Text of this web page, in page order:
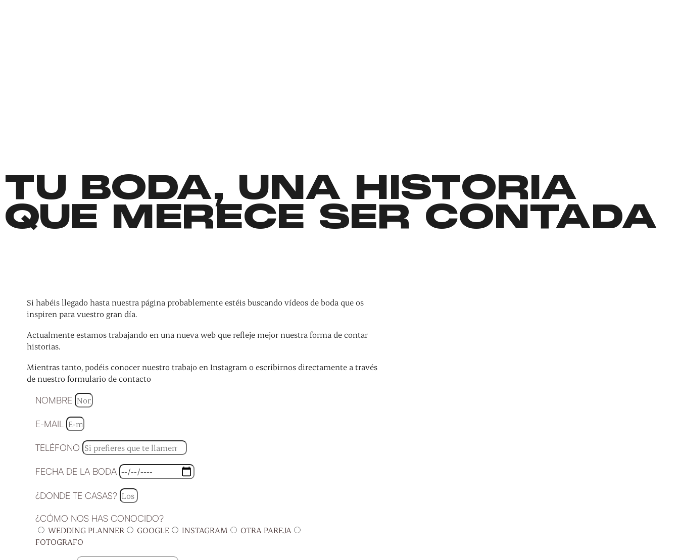
TU BODA, UNA HISTORIA
QUE MERECE SER CONTADA
Si habéis llegado hasta nuestra página probablemente estéis buscando vídeos de boda que os
inspiren para vuestro gran día.
Actualmente estamos trabajando en una nueva web que refleje mejor nuestra forma de contar
historias.
Mientras tanto, podéis conocer nuestro trabajo en Instagram o escribirnos directamente a través
de nuestro formulario de contacto
NOMBRE
E-MAIL
TELÉFONO
FECHA DE LA BODA
¿DONDE TE CASAS?
¿CÓMO NOS HAS CONOCIDO?
WEDDING PLANNER GOOGLE INSTAGRAM
OTRA PAREJA
FOTOGRAFO